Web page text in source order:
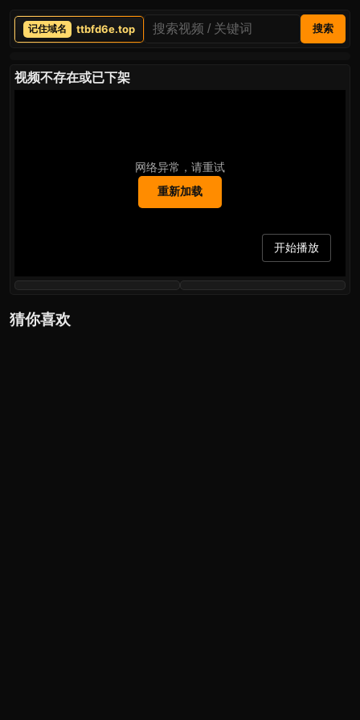
ttbfd6e.top 搜索
视频不存在或已下架
网络异常，请重试
重新加载
开始播放
猜你喜欢